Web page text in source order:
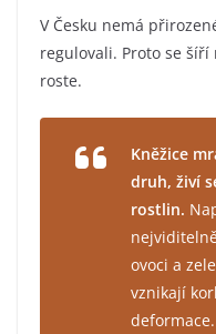
V Česku nemá
regulovali. Proto se
roste.
Kněžice
druh, živí
rostlin.
ovoci a
vznikají
deformace.